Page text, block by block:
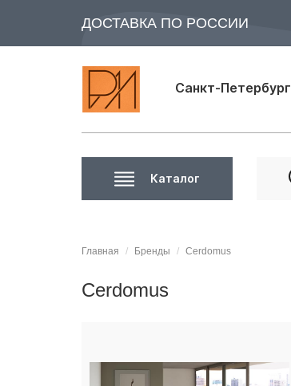
ДОСТАВКА ПО РОССИИ
Санкт-Петербург
Каталог
Главная Бренды Cerdomus
Cerdomus